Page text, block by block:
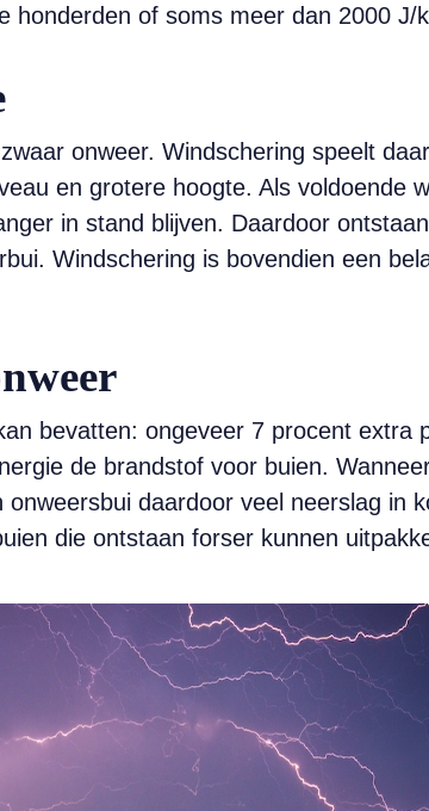
honderden of soms meer dan 2000 J/
onweer. Windschering speelt
en grotere hoogte. Als voldoende
in stand blijven. Daardoor
Windschering is bovendien een
bevatten: ongeveer 7 procent extra
de brandstof voor buien.
daardoor veel neerslag in
die ontstaan forser kunnen